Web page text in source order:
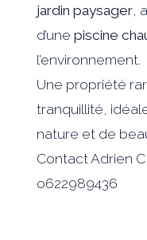
jardin paysager,
d’unepiscine
l’environnement.
Une propriété
tranquillité,
nature et de
Contact Adrien
o622989436